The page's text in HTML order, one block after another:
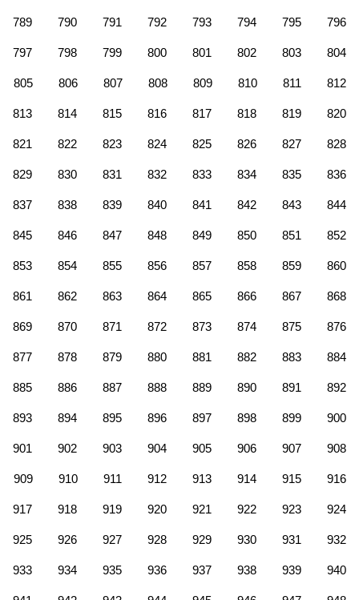
789 790 791 792 793 794 795 796
797 798 799 800 801 802 803 804
805 806 807 808 809 810 811 812
813 814 815 816 817 818 819 820
821 822 823 824 825 826 827 828
829 830 831 832 833 834 835 836
837 838 839 840 841 842 843 844
845 846 847 848 849 850 851 852
853 854 855 856 857 858 859 860
861 862 863 864 865 866 867 868
869 870 871 872 873 874 875 876
877 878 879 880 881 882 883 884
885 886 887 888 889 890 891 892
893 894 895 896 897 898 899 900
901 902 903 904 905 906 907 908
909 910 911 912 913 914 915 916
917 918 919 920 921 922 923 924
925 926 927 928 929 930 931 932
933 934 935 936 937 938 939 940